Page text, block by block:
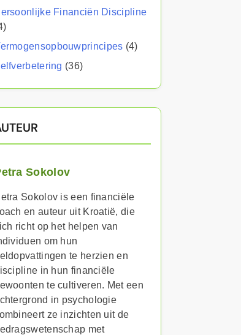
Financiën Discipline
(4)
(36)
Sokolov
Sokolov is een financiële
en auteur uit Kroatië, die
richt op het helpen van
om hun
te herzien en
in hun financiële
te cultiveren. Met een
in psychologie
ze inzichten uit de
met